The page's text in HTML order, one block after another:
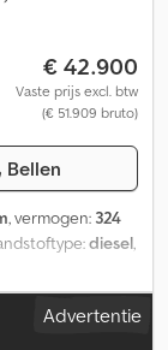
€ 42.900
Vaste prijs excl. btw
(€ 51.909 bruto)
Bellen
, vermogen: 324
diesel
3, laadruimte
Advertentie